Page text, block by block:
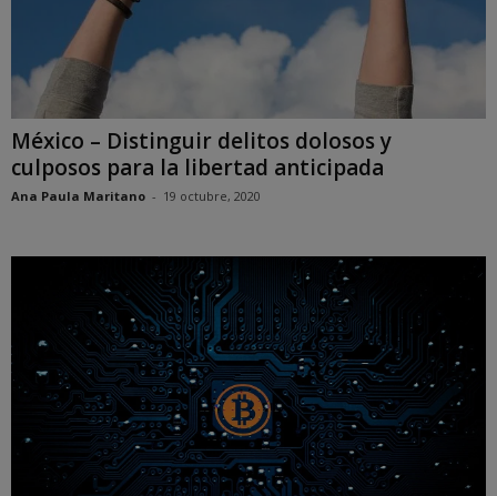
México – Distinguir delitos dolosos y
culposos para la libertad anticipada
Ana Paula Maritano - 19 octubre, 2020